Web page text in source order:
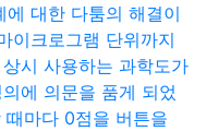
대한 다툼의 해결이
이크로그램 단위까지
시 사용하는 과학도가
에 의문을 품게 되었
마다 0점을 버튼을